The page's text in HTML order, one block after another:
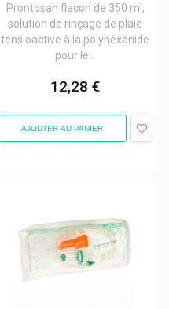
Prontosan flacon de 350 ml,
solution de rinçage de plaie
tensioactive à la polyhexanide
pour le...
12,28 €
AJOUTER AU PANIER